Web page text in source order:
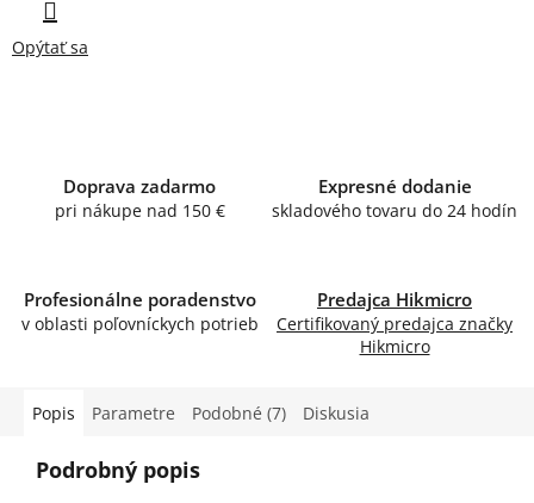
Opýtať sa
Doprava zadarmo
pri nákupe nad 150 €
Expresné dodanie
skladového tovaru do 24 hodín
Profesionálne poradenstvo
v oblasti poľovníckych potrieb
Predajca Hikmicro
Certifikovaný predajca značky
Hikmicro
Popis Parametre Podobné (7) Diskusia
Podrobný popis